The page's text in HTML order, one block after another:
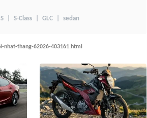
S-Class GLC sedan
thang-62026-403161.html